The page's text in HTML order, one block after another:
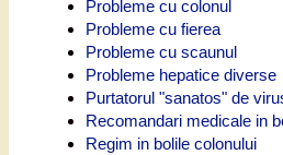
Probleme cu colonul
Probleme cu fierea
Probleme cu scaunul
Probleme hepatice diverse
Purtatorul "sanatos" de
Recomandari medicale in
Regim in bolile colonului